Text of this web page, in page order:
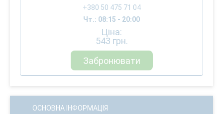
+380 50 475 71 04
Чт.: 08:15 - 20:00
Ціна:
543 грн.
Забронювати
ОСНОВНА ІНФОРМАЦІЯ